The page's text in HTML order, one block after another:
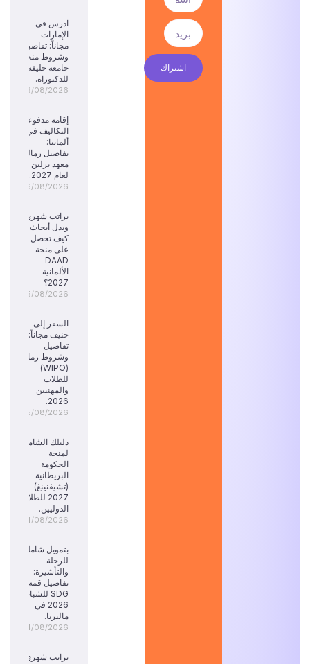
اشتراك
ادرس في
الإمارات
مجاناً: تفاصيل
وشروط منحة
جامعة خليفة
للدكتوراه.
06/08/2026
إقامة مدفوعة
التكاليف في
ألمانيا:
تفاصيل زمالة
معهد برلين
لعام 2027.
06/08/2026
براتب شهري
وبدل أبحاث:
كيف تحصل
على منحة
DAAD
الألمانية
2027؟
05/08/2026
السفر إلى
جنيف مجاناً:
تفاصيل
وشروط زمالة
(WIPO)
للطلاب
والمهنيين
2026.
05/08/2026
دليلك الشامل
لمنحة
الحكومة
البريطانية
(تشيفنينغ)
2027 للطلاب
الدوليين.
04/08/2026
بتمويل شامل
للرحلة
والتأشيرة:
تفاصيل قمة
SDG للشباب
2026 في
ماليزيا.
04/08/2026
براتب شهري